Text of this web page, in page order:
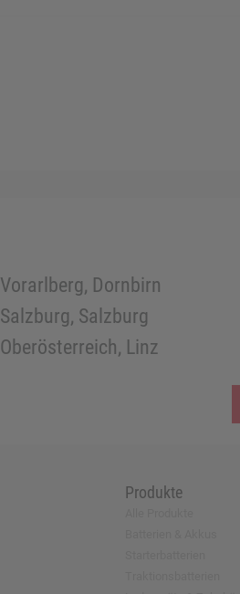
Vorarlberg, Dornbirn
Salzburg, Salzburg
Oberösterreich, Linz
Produkte